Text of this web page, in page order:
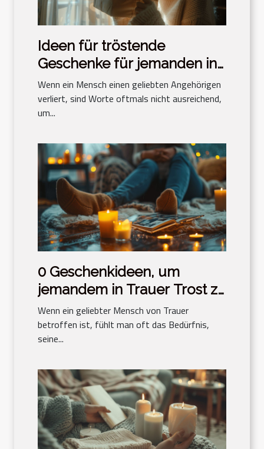
Ideen für tröstende
Geschenke für jemanden in
Trauer
Wenn ein Mensch einen geliebten Angehörigen
verliert, sind Worte oftmals nicht ausreichend,
um...
0 Geschenkideen, um
jemandem in Trauer Trost zu
spenden
Wenn ein geliebter Mensch von Trauer
betroffen ist, fühlt man oft das Bedürfnis,
seine...